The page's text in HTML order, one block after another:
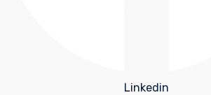
Linkedin